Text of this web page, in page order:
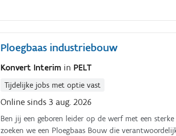
Ploegbaas industriebouw
Konvert Interim in PELT
Tijdelijke jobs met optie vast
Online sinds 3 aug. 2026
Ben jij een geboren leider op de werf met een
zoeken we een Ploegbaas Bouw die